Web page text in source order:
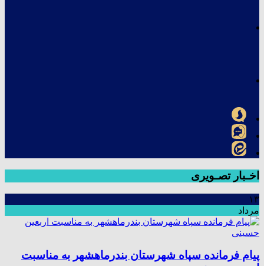
اخـبار تصـویری
۱۳
مرداد
پیام فرمانده سپاه شهرستان بندرماهشهر به مناسبت